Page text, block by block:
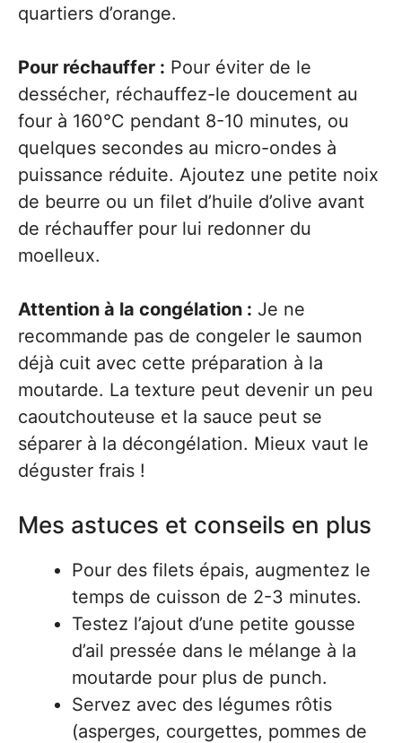
quartiers d’orange.
Pour réchauffer : Pour éviter de le
dessécher, réchauffez-le doucement au
four à 160°C pendant 8-10 minutes, ou
quelques secondes au micro-ondes à
puissance réduite. Ajoutez une petite noix
de beurre ou un filet d’huile d’olive avant
de réchauffer pour lui redonner du
moelleux.
Attention à la congélation : Je ne
recommande pas de congeler le saumon
déjà cuit avec cette préparation à la
moutarde. La texture peut devenir un peu
caoutchouteuse et la sauce peut se
séparer à la décongélation. Mieux vaut le
déguster frais !
Mes astuces et conseils en plus
Pour des filets épais, augmentez le
temps de cuisson de 2-3 minutes.
Testez l’ajout d’une petite gousse
d’ail pressée dans le mélange à la
moutarde pour plus de punch.
Servez avec des légumes rôtis
(asperges, courgettes, pommes de